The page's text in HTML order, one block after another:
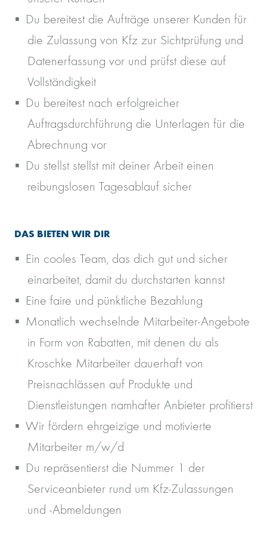
Du bereitest die Aufträge unserer Kunden für
die Zulassung von Kfz zur Sichtprüfung und
Datenerfassung vor und prüfst diese auf
Vollständigkeit
Du bereitest nach erfolgreicher
Auftragsdurchführung die Unterlagen für die
Abrechnung vor
Du stellst stellst mit deiner Arbeit einen
reibungslosen Tagesablauf sicher
DAS BIETEN WIR DIR
Ein cooles Team, das dich gut und sicher
einarbeitet, damit du durchstarten kannst
Eine faire und pünktliche Bezahlung
Monatlich wechselnde Mitarbeiter-Angebote
in Form von Rabatten, mit denen du als
Kroschke Mitarbeiter dauerhaft von
Preisnachlässen auf Produkte und
Dienstleistungen namhafter Anbieter profitierst
Wir fördern ehrgeizige und motivierte
Mitarbeiter m/w/d
Du repräsentierst die Nummer 1 der
Serviceanbieter rund um Kfz-Zulassungen
und -Abmeldungen